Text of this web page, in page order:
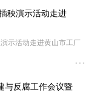
方来客 机插秧演示活动走进黄山市工厂
与反腐工作会议暨